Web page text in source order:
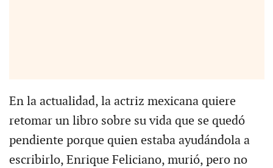
En la actualidad, la actriz mexicana quiere
retomar un libro sobre su vida que se quedó
pendiente porque quien estaba ayudándola a
escribirlo, Enrique Feliciano, murió, pero no